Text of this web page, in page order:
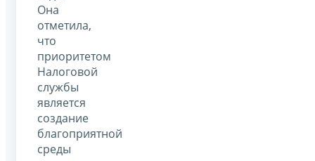
Она
отметила,
что
приоритетом
Налоговой
службы
является
создание
благоприятной
среды